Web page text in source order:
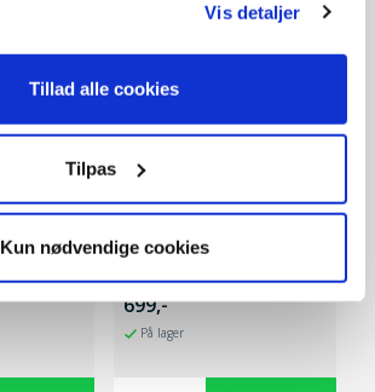
Vis detaljer
Tillad alle cookies
Tilpas
Kun nødvendige cookies
- Solo
GTX2000 (20V)
m/batteri+lader
699,-
På lager